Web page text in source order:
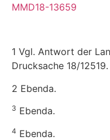
MMD18-13659
1 Vgl. Antwort der
Drucksache 18/12519.
2 Ebenda.
3 Ebenda.
4 Ebenda.